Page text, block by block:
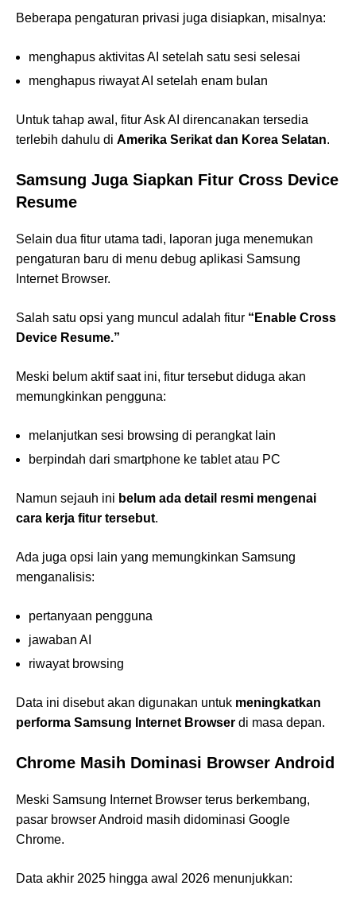
Beberapa pengaturan privasi juga disiapkan, misalnya:
menghapus aktivitas AI setelah satu sesi selesai
menghapus riwayat AI setelah enam bulan
Untuk tahap awal, fitur Ask AI direncanakan tersedia
terlebih dahulu di Amerika Serikat dan Korea Selatan.
Samsung Juga Siapkan Fitur Cross Device
Resume
Selain dua fitur utama tadi, laporan juga menemukan
pengaturan baru di menu debug aplikasi Samsung
Internet Browser.
Salah satu opsi yang muncul adalah fitur “Enable Cross
Device Resume.”
Meski belum aktif saat ini, fitur tersebut diduga akan
memungkinkan pengguna:
melanjutkan sesi browsing di perangkat lain
berpindah dari smartphone ke tablet atau PC
Namun sejauh ini belum ada detail resmi mengenai
cara kerja fitur tersebut.
Ada juga opsi lain yang memungkinkan Samsung
menganalisis:
pertanyaan pengguna
jawaban AI
riwayat browsing
Data ini disebut akan digunakan untuk meningkatkan
performa Samsung Internet Browser di masa depan.
Chrome Masih Dominasi Browser Android
Meski Samsung Internet Browser terus berkembang,
pasar browser Android masih didominasi Google
Chrome.
Data akhir 2025 hingga awal 2026 menunjukkan: